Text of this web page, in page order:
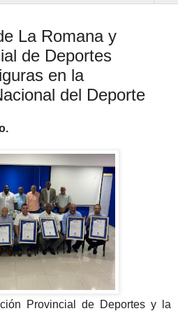
La Romana y
de Deportes
en la
del Deporte
Provincial de Deportes y la